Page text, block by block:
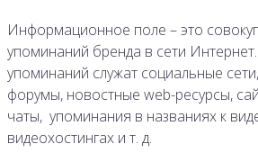
Информационное поле – это
упоминаний бренда в сети
упоминаний служат социальные
форумы, новостные web-ресурсы,
чаты, упоминания в названиях к
видеохостингах и т. д.